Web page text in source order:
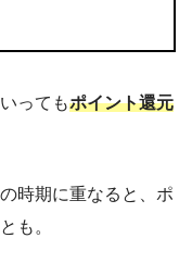
ってもポイント還元
時期に重なると、ポ
も。